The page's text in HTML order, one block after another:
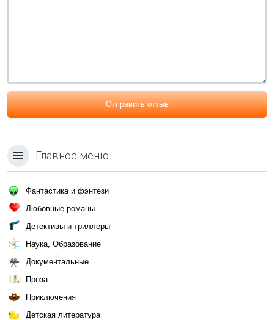
Отправить отзыв
Главное меню
Фантастика и фэнтези
Любовные романы
Детективы и триллеры
Наука, Образование
Документальные
Проза
Приключения
Детская литература